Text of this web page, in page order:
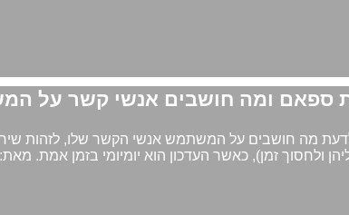
מה חושבים על המשתמש אנשי הקשר שלו, לזהות
ולחסוך זמן), כאשר העדכון הוא יומיומי בזמן אמת.